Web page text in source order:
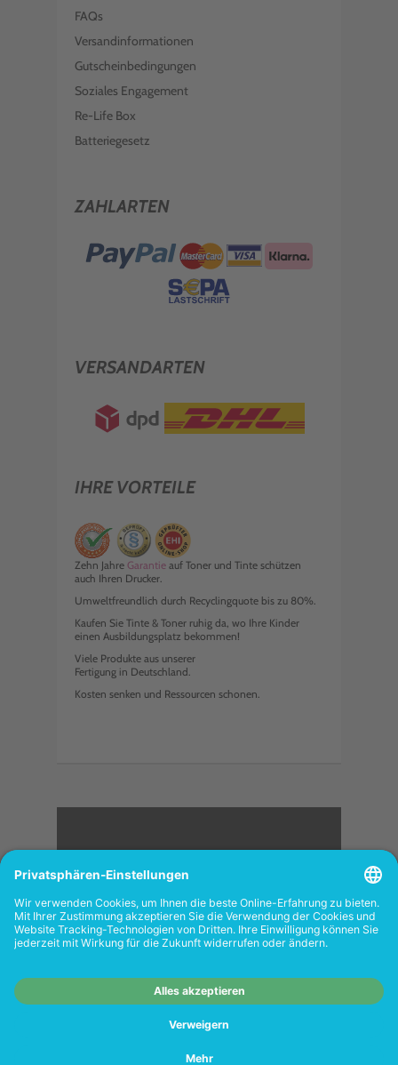
FAQs
Versandinformationen
Gutscheinbedingungen
Soziales Engagement
Re-Life Box
Batteriegesetz
ZAHLARTEN
VERSANDARTEN
IHRE VORTEILE
Zehn Jahre Garantie auf Toner und Tinte schützen
auch Ihren Drucker.
Umweltfreundlich durch Recyclingquote bis zu 80%.
Kaufen Sie Tinte & Toner ruhig da, wo Ihre Kinder
einen Ausbildungsplatz bekommen!
Viele Produkte aus unserer
Fertigung in Deutschland.
Kosten senken und Ressourcen schonen.
<
FOLGEN SIE UNS
Shops richtet sich nicht an Wiederverkäufer.